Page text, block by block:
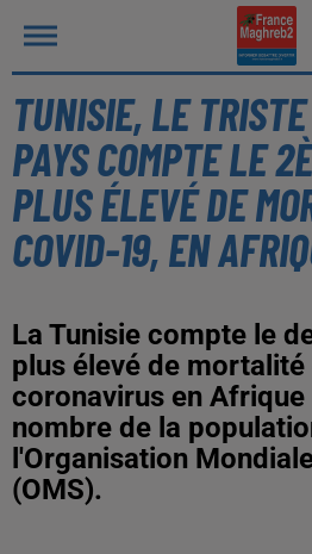
TUNISIE, LE
PAYS COMPTE LE
PLUS ÉLEVÉ DE
COVID-19, EN
La Tunisie compte le
plus élevé de mortalité
coronavirus en
nombre de la
l'Organisation
(OMS).